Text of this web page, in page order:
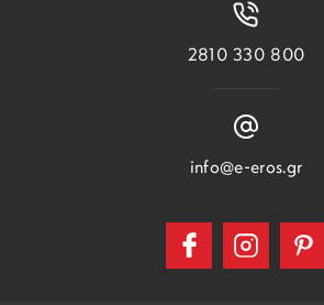
2810 330 800
info@e-eros.gr